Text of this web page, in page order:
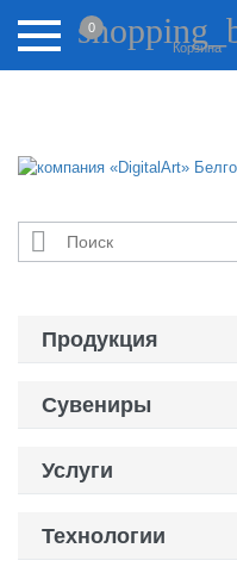
Внимание! Цены на
Актуальные цены
Корзина
0

Продукция
Сувениры
Услуги
Технологии